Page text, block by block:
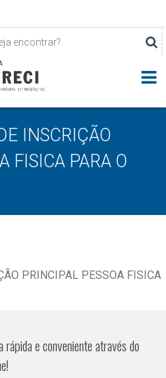
INSCRIÇÃO
FISICA PARA O
PRINCIPAL PESSOA FISICA
e conveniente através do